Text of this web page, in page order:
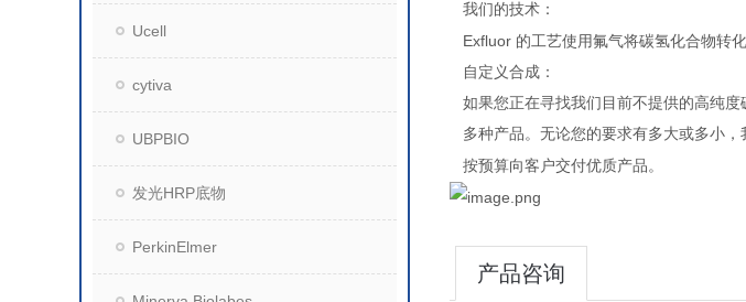
Ucell
cytiva
UBPBIO
发光HRP底物
PerkinElmer
我们的技术：
Exfluor 的工艺使用氟气将碳氢化合物转
自定义合成：
如果您正在寻找我们目前不提供的高纯
多种产品。无论您的要求有多大或多小
按预算向客户交付优质产品。
产品咨询